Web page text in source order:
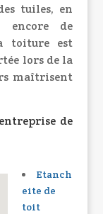
tuiles, en
de
toiture est
lors de la
maîtrisent
entreprise de
Etanch
eite de
toit